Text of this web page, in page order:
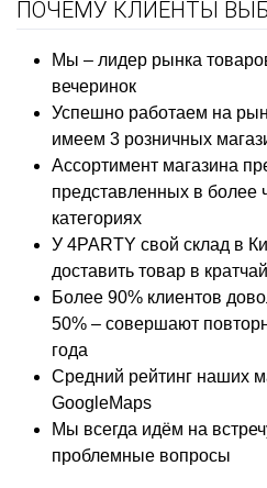
ПОЧЕМУ КЛИЕНТЫ
Мы – лидер рынка
вечеринок
Успешно работаем на
имеем 3 розничных
Ассортимент магазина
представленных в более
категориях
У 4PARTY свой склад в
доставить товар в
Более 90% клиентов
50% – совершают
года
Средний рейтинг наших
GoogleMaps
Мы всегда идём на
проблемные вопросы